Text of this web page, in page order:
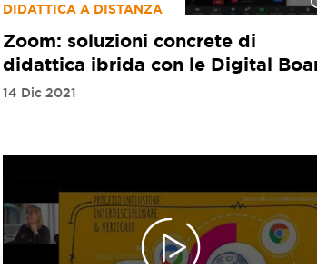
DIDATTICA A DISTANZA
Zoom: soluzioni concrete di
didattica ibrida con le Digital
14 Dic 2021